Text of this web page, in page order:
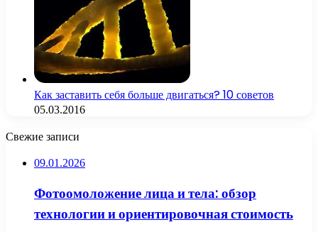
Как заставить себя больше двигаться? 10 советов
05.03.2016
Свежие записи
09.01.2026
Фотоомоложение лица и тела: обзор
технологии и ориентировочная стоимость